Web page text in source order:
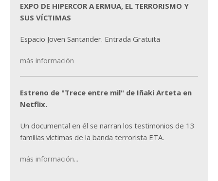
EXPO DE HIPERCOR A ERMUA, EL TERRORISMO Y
SUS VÍCTIMAS
Espacio Joven Santander. Entrada Gratuita
más información
Estreno de "Trece entre mil" de Iñaki Arteta en
Netflix.
Un documental en él se narran los testimonios de 13
familias víctimas de la banda terrorista ETA.
más información...